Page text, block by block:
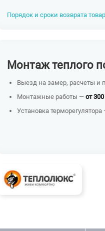
Порядок и сроки возврата
Монтаж теплого
Выезд на замер, расчеты и
Монтажные работы — от
Установка терморегулятора